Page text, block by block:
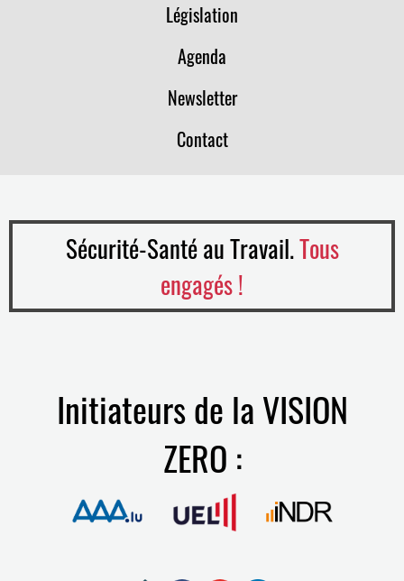
Législation
Agenda
Newsletter
Contact
Sécurité-Santé au Travail.Tous
engagés !
Initiateurs de la VISION
ZERO :